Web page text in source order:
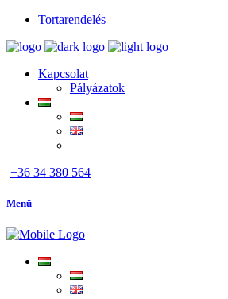
Tortarendelés
Kapcsolat
Pályázatok
+36 34 380 564
Menü